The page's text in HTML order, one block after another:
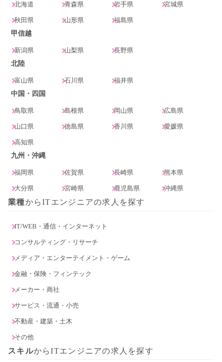
北海道 青森県 岩手県 宮城県
秋田県 山形県
福島県
甲信越
新潟県 山梨県
長野県
北陸
富山県 石川県
福井県
中国・四国
鳥取県 島根県 岡山県 広島県
山口県 徳島県 香川県 愛媛県
高知県
九州・沖縄
福岡県 佐賀県 長崎県 熊本県
大分県 宮崎県 鹿児島県 沖縄県
業種からITエンジニアの求人を探す
IT/WEB・通信・インターネット
コンサルティング・リサーチ
メディア・エンターテイメント・ゲーム
金融・保険・フィンテック
メーカー・商社
サービス・流通・小売
不動産・建築・土木
その他
スキルからITエンジニアの求人を探す